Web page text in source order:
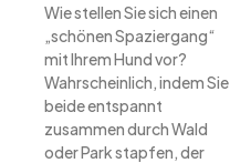
Wie stellen Sie sich einen
„schönen Spaziergang“
mit Ihrem Hund vor?
Wahrscheinlich, indem Sie
beide entspannt
zusammen durch Wald
oder Park stapfen, der